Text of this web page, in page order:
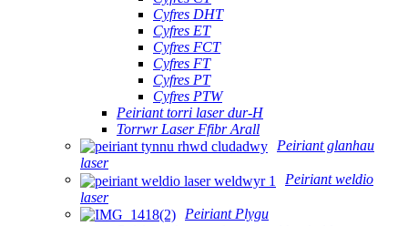
Cyfres DHT
Cyfres ET
Cyfres FCT
Cyfres FT
Cyfres PT
Cyfres PTW
Peiriant torri laser dur-H
Torrwr Laser Ffibr Arall
Peiriant glanhau
laser
Peiriant weldio
laser
Peiriant Plygu